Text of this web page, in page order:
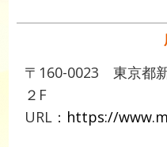
〒160-0023 東京都
２F
URL： https://